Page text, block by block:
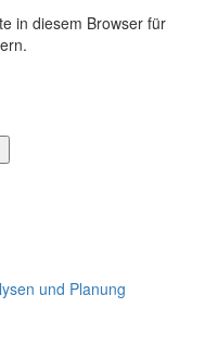
in diesem Browser für
und Planung